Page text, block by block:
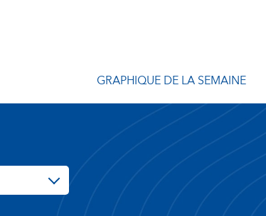
GRAPHIQUE DE LA SEMAINE